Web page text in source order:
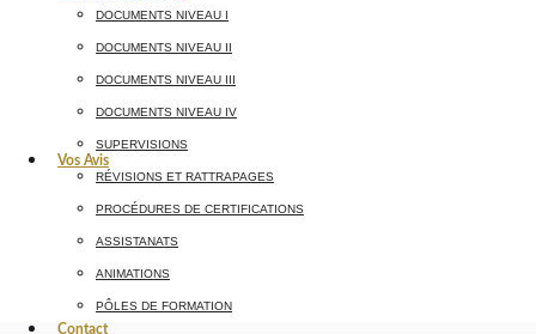
Vos Avis
Contact
DOCUMENTS NIVEAU I
DOCUMENTS NIVEAU II
DOCUMENTS NIVEAU III
DOCUMENTS NIVEAU IV
SUPERVISIONS
RÉVISIONS ET RATTRAPAGES
PROCÉDURES DE CERTIFICATIONS
ASSISTANATS
ANIMATIONS
PÔLES DE FORMATION